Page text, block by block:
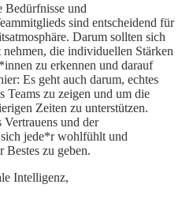
Bedürfnisse und
sind entscheidend für
Darum sollten sich
die individuellen Stärken
zu erkennen und darauf
Es geht auch darum, echtes
Teams zu zeigen und um die
Zeiten zu unterstützen.
und der
jede*r wohlfühlt und
zu geben.
Intelligenz,